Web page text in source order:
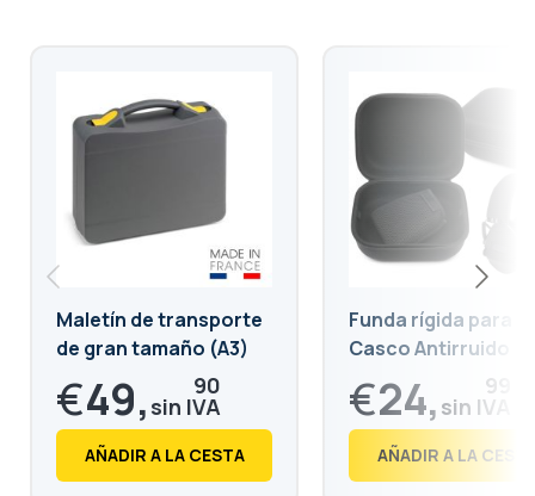
Maletín de transporte
de gran tamaño (A3)
€49, 90
€ 60,
AÑADIR A LA CESTA
Funda rígida para
Casco Antirruido
€24, 99
€ 30,
AÑADIR A LA